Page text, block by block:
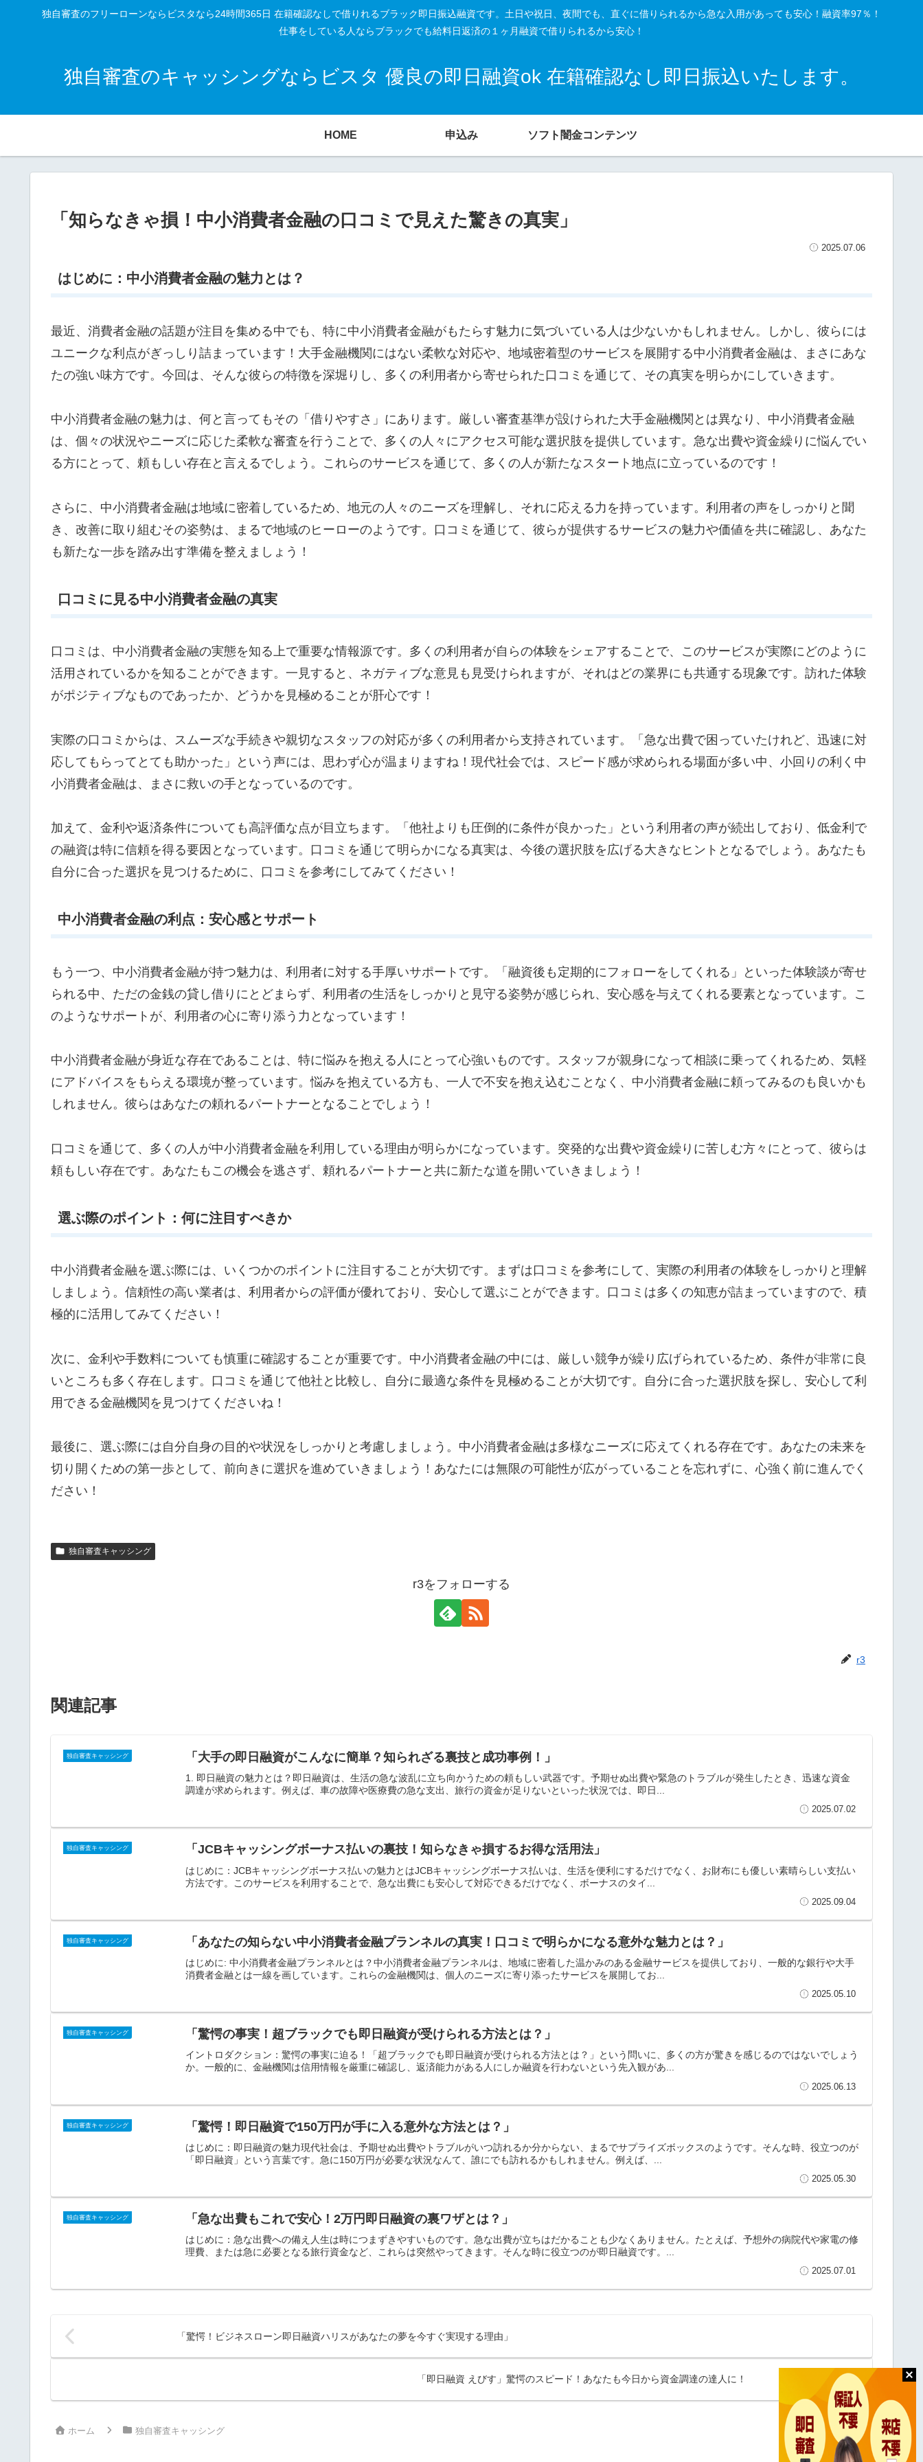
独自審査のフリーローンならビスタなら24時間365日 在籍確認なしで借りれるブラック即日振込融資です。土日や祝日、夜間でも、直ぐに借りられるから急な入用があっても安心！融資率97％！
仕事をしている人ならブラックでも給料日返済の１ヶ月融資で借りられるから安心！
独自審査のキャッシングならビスタ 優良の即日融資ok 在籍確認なし即日振込いたします。
HOME 申込み ソフト闇金コンテンツ
「知らなきゃ損！中小消費者金融の口コミで見えた驚きの真実」
2025.07.06
はじめに：中小消費者金融の魅力とは？
最近、消費者金融の話題が注目を集める中でも、特に中小消費者金融がもたらす魅力に気づいている人は少ないかもしれません。しかし、彼らには
ユニークな利点がぎっしり詰まっています！大手金融機関にはない柔軟な対応や、地域密着型のサービスを展開する中小消費者金融は、まさにあな
たの強い味方です。今回は、そんな彼らの特徴を深堀りし、多くの利用者から寄せられた口コミを通じて、その真実を明らかにしていきます。
中小消費者金融の魅力は、何と言ってもその「借りやすさ」にあります。厳しい審査基準が設けられた大手金融機関とは異なり、中小消費者金融
は、個々の状況やニーズに応じた柔軟な審査を行うことで、多くの人々にアクセス可能な選択肢を提供しています。急な出費や資金繰りに悩んでい
る方にとって、頼もしい存在と言えるでしょう。これらのサービスを通じて、多くの人が新たなスタート地点に立っているのです！
さらに、中小消費者金融は地域に密着しているため、地元の人々のニーズを理解し、それに応える力を持っています。利用者の声をしっかりと聞
き、改善に取り組むその姿勢は、まるで地域のヒーローのようです。口コミを通じて、彼らが提供するサービスの魅力や価値を共に確認し、あなた
も新たな一歩を踏み出す準備を整えましょう！
口コミに見る中小消費者金融の真実
口コミは、中小消費者金融の実態を知る上で重要な情報源です。多くの利用者が自らの体験をシェアすることで、このサービスが実際にどのように
活用されているかを知ることができます。一見すると、ネガティブな意見も見受けられますが、それはどの業界にも共通する現象です。訪れた体験
がポジティブなものであったか、どうかを見極めることが肝心です！
実際の口コミからは、スムーズな手続きや親切なスタッフの対応が多くの利用者から支持されています。「急な出費で困っていたけれど、迅速に対
応してもらってとても助かった」という声には、思わず心が温まりますね！現代社会では、スピード感が求められる場面が多い中、小回りの利く中
小消費者金融は、まさに救いの手となっているのです。
加えて、金利や返済条件についても高評価な点が目立ちます。「他社よりも圧倒的に条件が良かった」という利用者の声が続出しており、低金利で
の融資は特に信頼を得る要因となっています。口コミを通じて明らかになる真実は、今後の選択肢を広げる大きなヒントとなるでしょう。あなたも
自分に合った選択を見つけるために、口コミを参考にしてみてください！
中小消費者金融の利点：安心感とサポート
もう一つ、中小消費者金融が持つ魅力は、利用者に対する手厚いサポートです。「融資後も定期的にフォローをしてくれる」といった体験談が寄せ
られる中、ただの金銭の貸し借りにとどまらず、利用者の生活をしっかりと見守る姿勢が感じられ、安心感を与えてくれる要素となっています。こ
のようなサポートが、利用者の心に寄り添う力となっています！
中小消費者金融が身近な存在であることは、特に悩みを抱える人にとって心強いものです。スタッフが親身になって相談に乗ってくれるため、気軽
にアドバイスをもらえる環境が整っています。悩みを抱えている方も、一人で不安を抱え込むことなく、中小消費者金融に頼ってみるのも良いかも
しれません。彼らはあなたの頼れるパートナーとなることでしょう！
口コミを通じて、多くの人が中小消費者金融を利用している理由が明らかになっています。突発的な出費や資金繰りに苦しむ方々にとって、彼らは
頼もしい存在です。あなたもこの機会を逃さず、頼れるパートナーと共に新たな道を開いていきましょう！
選ぶ際のポイント：何に注目すべきか
中小消費者金融を選ぶ際には、いくつかのポイントに注目することが大切です。まずは口コミを参考にして、実際の利用者の体験をしっかりと理解
しましょう。信頼性の高い業者は、利用者からの評価が優れており、安心して選ぶことができます。口コミは多くの知恵が詰まっていますので、積
極的に活用してみてください！
次に、金利や手数料についても慎重に確認することが重要です。中小消費者金融の中には、厳しい競争が繰り広げられているため、条件が非常に良
いところも多く存在します。口コミを通じて他社と比較し、自分に最適な条件を見極めることが大切です。自分に合った選択肢を探し、安心して利
用できる金融機関を見つけてくださいね！
最後に、選ぶ際には自分自身の目的や状況をしっかりと考慮しましょう。中小消費者金融は多様なニーズに応えてくれる存在です。あなたの未来を
切り開くための第一歩として、前向きに選択を進めていきましょう！あなたには無限の可能性が広がっていることを忘れずに、心強く前に進んでく
ださい！
独自審査キャッシング
r3をフォローする
r3
関連記事
独自審査キャッシング 「大手の即日融資がこんなに簡単？知られざる裏技と成功事例！」
1. 即日融資の魅力とは？即日融資は、生活の急な波乱に立ち向かうための頼もしい武器です。予期せぬ出費や緊急のトラブルが発生したとき、迅速な資金
調達が求められます。例えば、車の故障や医療費の急な支出、旅行の資金が足りないといった状況では、即日...
2025.07.02
独自審査キャッシング 「JCBキャッシングボーナス払いの裏技！知らなきゃ損するお得な活用法」
はじめに：JCBキャッシングボーナス払いの魅力とはJCBキャッシングボーナス払いは、生活を便利にするだけでなく、お財布にも優しい素晴らしい支払い
方法です。このサービスを利用することで、急な出費にも安心して対応できるだけでなく、ボーナスのタイ...
2025.09.04
独自審査キャッシング 「あなたの知らない中小消費者金融プランネルの真実！口コミで明らかになる意外な魅力とは？」
はじめに: 中小消費者金融プランネルとは？中小消費者金融プランネルは、地域に密着した温かみのある金融サービスを提供しており、一般的な銀行や大手
消費者金融とは一線を画しています。これらの金融機関は、個人のニーズに寄り添ったサービスを展開してお...
2025.05.10
独自審査キャッシング 「驚愕の事実！超ブラックでも即日融資が受けられる方法とは？」
イントロダクション：驚愕の事実に迫る！「超ブラックでも即日融資が受けられる方法とは？」という問いに、多くの方が驚きを感じるのではないでしょう
か。一般的に、金融機関は信用情報を厳重に確認し、返済能力がある人にしか融資を行わないという先入観があ...
2025.06.13
独自審査キャッシング 「驚愕！即日融資で150万円が手に入る意外な方法とは？」
はじめに：即日融資の魅力現代社会は、予期せぬ出費やトラブルがいつ訪れるか分からない、まるでサプライズボックスのようです。そんな時、役立つのが
「即日融資」という言葉です。急に150万円が必要な状況なんて、誰にでも訪れるかもしれません。例えば、...
2025.05.30
独自審査キャッシング 「急な出費もこれで安心！2万円即日融資の裏ワザとは？」
はじめに：急な出費への備え人生は時につまずきやすいものです。急な出費が立ちはだかることも少なくありません。たとえば、予想外の病院代や家電の修
理費、または急に必要となる旅行資金など、これらは突然やってきます。そんな時に役立つのが即日融資です。...
2025.07.01
「驚愕！ビジネスローン即日融資ハリスがあなたの夢を今すぐ実現する理由」
「即日融資 えびす」驚愕のスピード！あなたも今日から資金調達の達人に！
ホーム 独自審査キャッシング